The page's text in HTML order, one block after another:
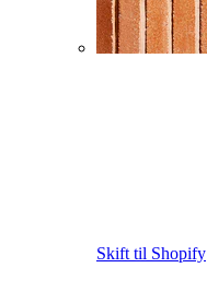
Skift til Shopify